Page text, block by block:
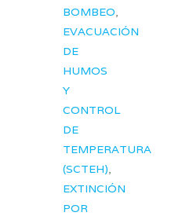
BOMBEO,
EVACUACIÓN
DE
HUMOS
Y
CONTROL
DE
TEMPERATURA
(SCTEH),
EXTINCIÓN
POR